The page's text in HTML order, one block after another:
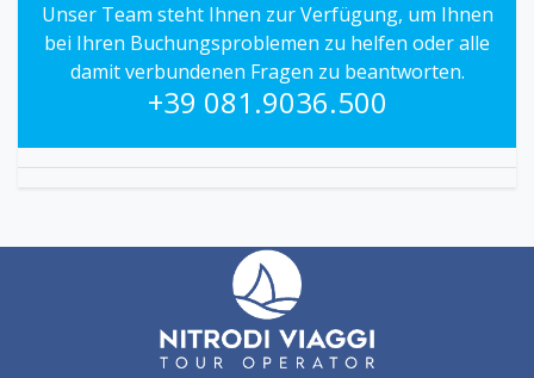
Unser Team steht Ihnen zur Verfügung, um Ihnen
bei Ihren Buchungsproblemen zu helfen oder alle
damit verbundenen Fragen zu beantworten.
+39 081.9036.500